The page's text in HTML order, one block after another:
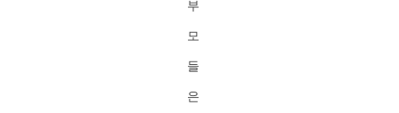
부
모
들
은